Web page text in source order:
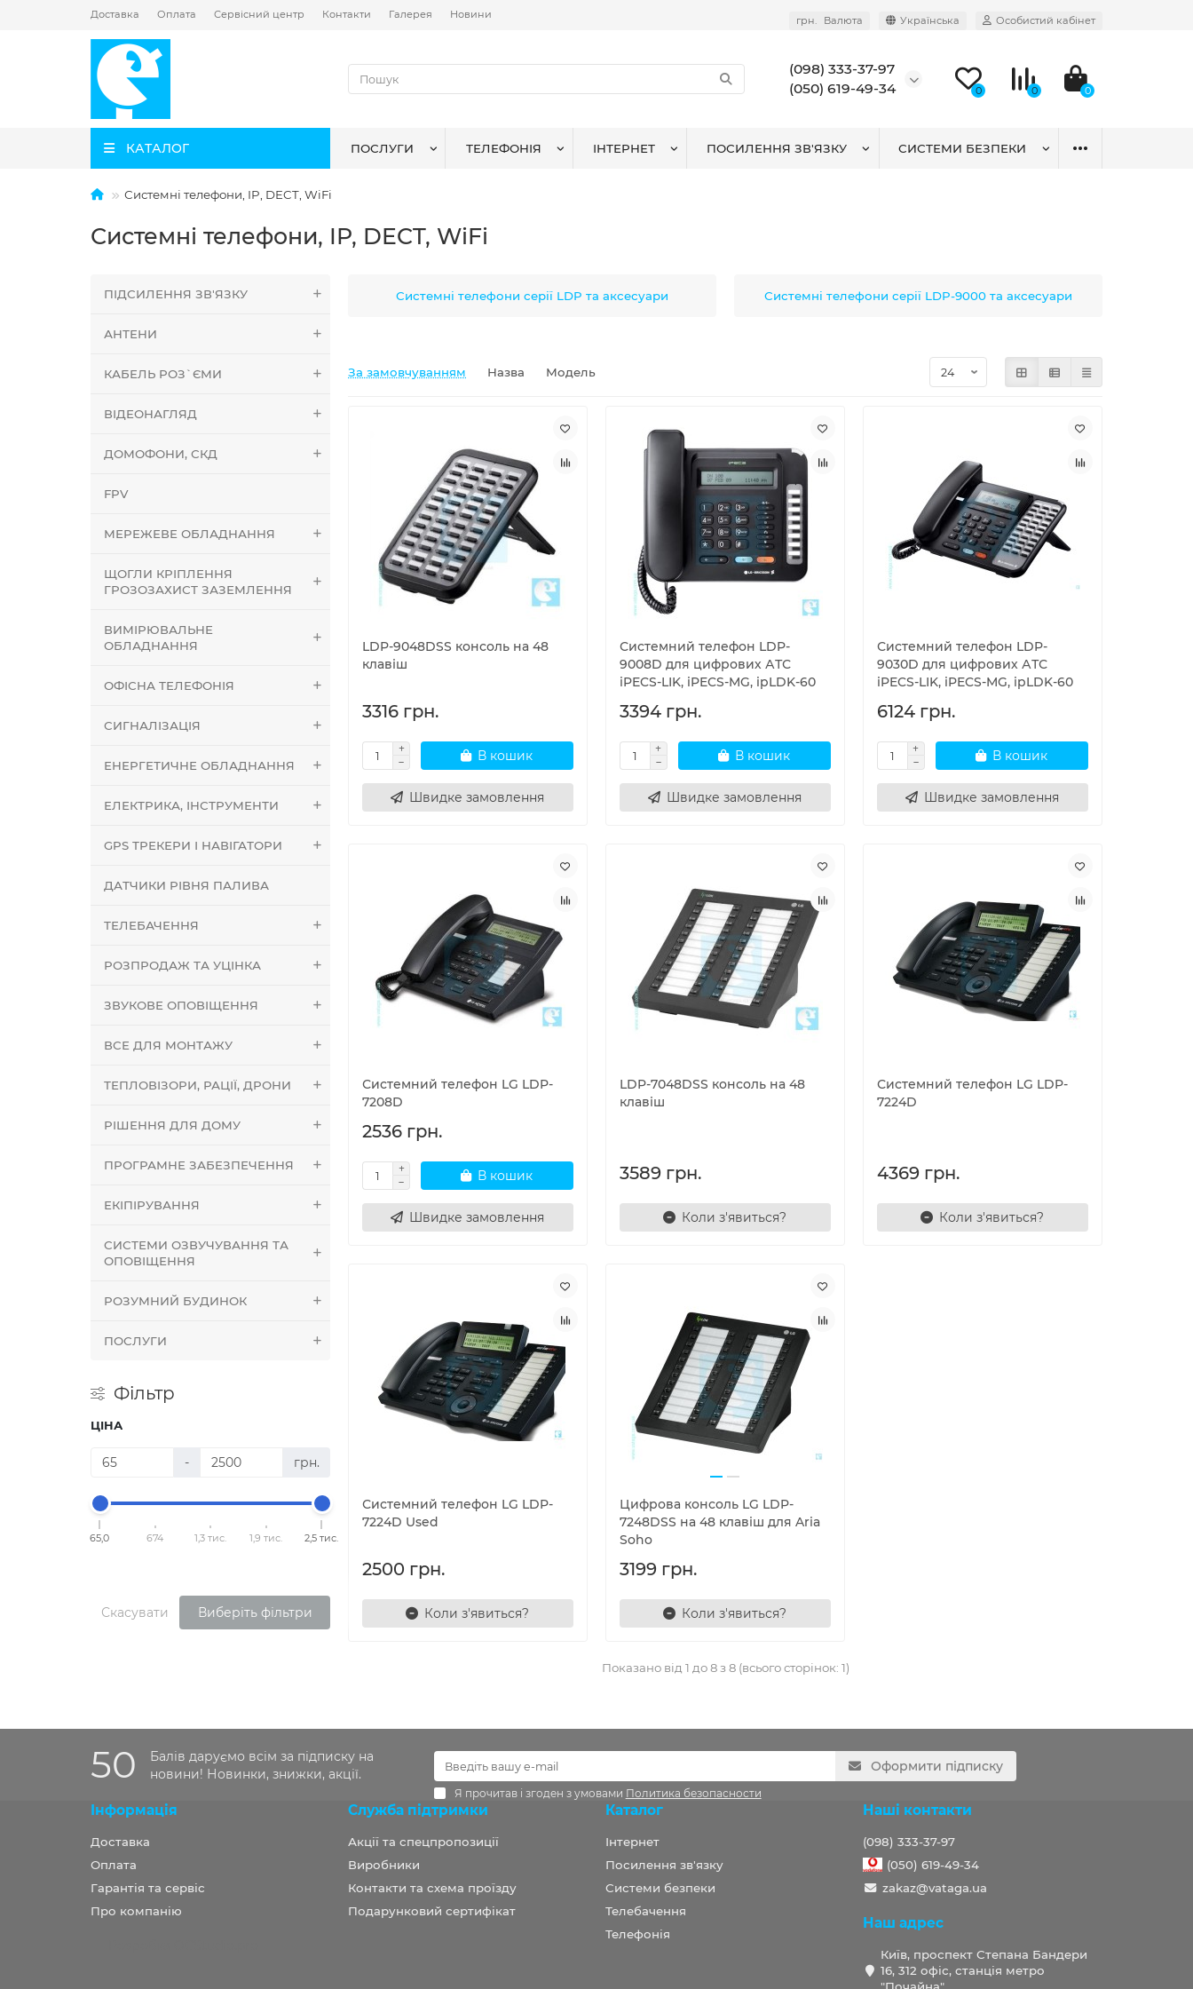
Доставка Оплата Сервісний центр Контакти Галерея Новини грн. Валюта Українська Особистий кабінет
(098) 333-37-97
(050) 619-49-34
0 0 0
КАТАЛОГ ПОСЛУГИ ТЕЛЕФОНІЯ ІНТЕРНЕТ ПОСИЛЕННЯ ЗВ'ЯЗКУ СИСТЕМИ БЕЗПЕКИ
Системні телефони, IP, DECT, WiFi
Системні телефони, IP, DECT, WiFi
ПІДСИЛЕННЯ ЗВ'ЯЗКУ
АНТЕНИ
КАБЕЛЬ РОЗ`ЄМИ
ВІДЕОНАГЛЯД
ДОМОФОНИ, СКД
FPV
МЕРЕЖЕВЕ ОБЛАДНАННЯ
ЩОГЛИ КРІПЛЕННЯ
ГРОЗОЗАХИСТ ЗАЗЕМЛЕННЯ
ВИМІРЮВАЛЬНЕ
ОБЛАДНАННЯ
ОФІСНА ТЕЛЕФОНІЯ
СИГНАЛІЗАЦІЯ
ЕНЕРГЕТИЧНЕ ОБЛАДНАННЯ
ЕЛЕКТРИКА, ІНСТРУМЕНТИ
GPS ТРЕКЕРИ І НАВІГАТОРИ
ДАТЧИКИ РІВНЯ ПАЛИВА
ТЕЛЕБАЧЕННЯ
РОЗПРОДАЖ ТА УЦІНКА
ЗВУКОВЕ ОПОВІЩЕННЯ
ВСЕ ДЛЯ МОНТАЖУ
ТЕПЛОВІЗОРИ, РАЦІЇ, ДРОНИ
РІШЕННЯ ДЛЯ ДОМУ
ПРОГРАМНЕ ЗАБЕЗПЕЧЕННЯ
ЕКІПІРУВАННЯ
СИСТЕМИ ОЗВУЧУВАННЯ ТА
ОПОВІЩЕННЯ
РОЗУМНИЙ БУДИНОК
ПОСЛУГИ
Фільтр
ЦІНА
- грн.
65,0 674 1,3 тис. 1,9 тис. 2,5 тис.
Скасувати Виберіть фільтри
Системні телефони серії LDP та аксесуари Системні телефони серії LDP-9000 та аксесуари
За замовчуванням Назва Модель
LDP-9048DSS консоль на 48
клавіш
3316 грн.
В кошик
Швидке замовлення
Системний телефон LDP-
9008D для цифрових АТС
iPECS-LIK, iPECS-MG, ipLDK-60
3394 грн.
В кошик
Швидке замовлення
Системний телефон LDP-
9030D для цифрових АТС
iPECS-LIK, iPECS-MG, ipLDK-60
6124 грн.
В кошик
Швидке замовлення
Системний телефон LG LDP-
7208D
2536 грн.
В кошик
Швидке замовлення
LDP-7048DSS консоль на 48
клавіш
3589 грн.
Коли з'явиться?
Системний телефон LG LDP-
7224D
4369 грн.
Коли з'явиться?
Системний телефон LG LDP-
7224D Used
2500 грн.
Коли з'явиться?
Цифрова консоль LG LDP-
7248DSS на 48 клавіш для Aria
Soho
3199 грн.
Коли з'явиться?
Показано від 1 до 8 з 8 (всього сторінок: 1)
50
Балів даруємо всім за підписку на
новини! Новинки, знижки, акції.
Оформити підписку
Я прочитав і згоден з умовами Политика безопасности
Інформація
Доставка
Оплата
Гарантія та сервіс
Про компанію
Служба підтримки
Акції та спецпропозиції
Виробники
Контакти та схема проїзду
Подарунковий сертифікат
Каталог
Інтернет
Посилення зв'язку
Системи безпеки
Телебачення
Телефонія
Наші контакти
(098) 333-37-97
(050) 619-49-34
zakaz@vataga.ua
Наш адрес
Київ, проспект Степана Бандери
16, 312 офіс, станція метро